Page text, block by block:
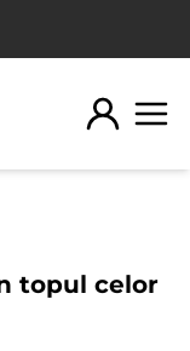
topul celor